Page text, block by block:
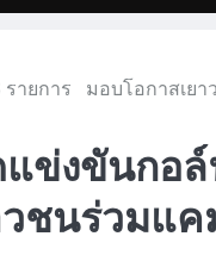
ายการ มอบโอกาสเ
ข่งขันกอ
ชนร่วมแ